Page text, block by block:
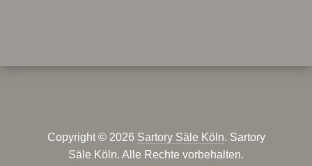
Copyright © 2026 Sartory Säle Köln. Sartory
Säle Köln. Alle Rechte vorbehalten.